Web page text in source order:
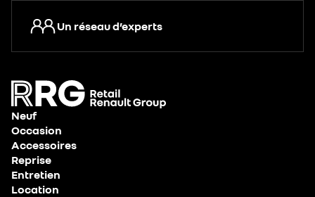
Un réseau d’experts
Neuf
Occasion
Accessoires
Reprise
Entretien
Location